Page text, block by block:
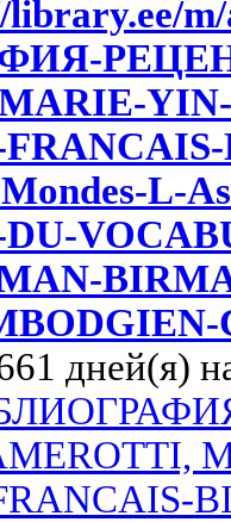
library.ee/
L-
дней(я)